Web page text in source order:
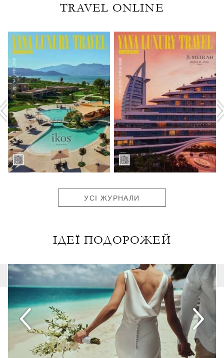
TRAVEL ONLINE
УСІ ЖУРНАЛИ
ІДЕЇ ПОДОРОЖЕЙ